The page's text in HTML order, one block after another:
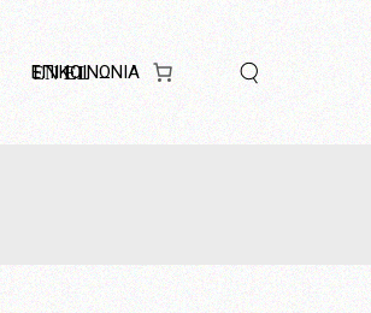
ΕΠΙΚΟΙΝΩΝΊΑ
EN EL